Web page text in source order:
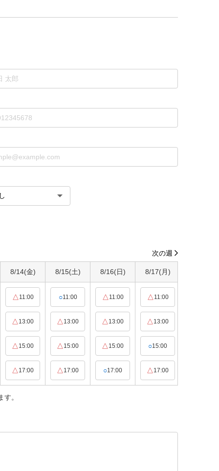
8/14(金)
△ 11:00
△ 13:00
△ 15:00
△ 17:00
8/15(土)
○11:00
△ 13:00
△ 15:00
△ 17:00
8/16(日)
△ 11:00
△ 13:00
△ 15:00
○17:00
8/17(月)
△ 11:00
△ 13:00
○15:00
△ 17:00
次の週
。